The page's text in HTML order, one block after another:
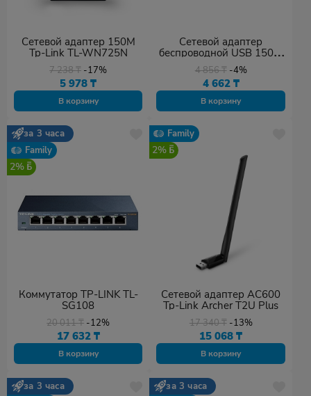
Сетевой адаптер 150M
Tp-Link TL-WN725N
7 238₸ -17%
5 978₸
В корзину
Сетевой адаптер
беспроводной USB 150M
Mercusys MW150US
4 856₸ -4%
4 662 ₸
В корзину
за 3 часа
Family
2%
Коммутатор TP-LINK TL-
SG108
20 011₸ -12%
17 632 ₸
В корзину
Family
2%
Сетевой адаптер AC600
Tp-Link Archer T2U Plus
17 340₸ -13%
15 068₸
В корзину
за 3 часа
за 3 часа